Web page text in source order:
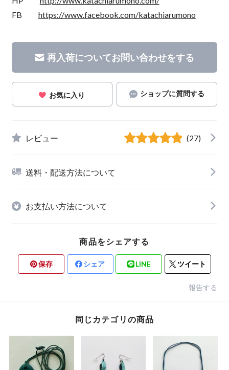
FB https://www.facebook.com/katachiarumono
再入荷についてお問い合わせをする
お気に入り ショップに質問する
レビュー (27)
送料・配送方法について
お支払い方法について
商品をシェアする
保存 シェア LINE ツイート
報告する
同じカテゴリの商品